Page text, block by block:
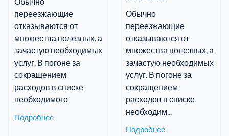
переезжающие
отказываются от
множества полезных, а
зачастую необходимых
услуг. В погоне за
сокращением
расходов в списке
необходимого
Подробнее
Обычно
переезжающие
отказываются от
множества полезных, а
зачастую необходимых
услуг. В погоне за
сокращением
расходов в списке
необходим...
Подробнее